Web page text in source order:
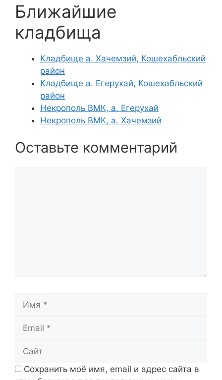
Ближайшие
кладбища
Кладбище а. Хачемзий, Кошехабльский
район
Кладбище а. Егерухай, Кошехабльский
район
Некрополь ВМК, а. Егерухай
Некрополь ВМК, а. Хачемзий
Оставьте комментарий
Сохранить моё имя, email и адрес сайта в